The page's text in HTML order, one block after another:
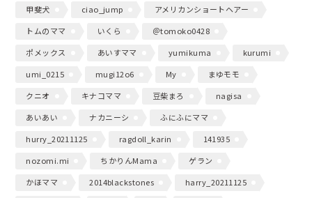
甲斐犬
ciao_jump
アメリカンショートヘアー
トムのママ
いくら
＠tomoko0428
ポメックス
あいすママ yumikuma
kurumi
umi_0215
mugi12o6 My
まゆモモ
クニオ
キナコママ 豆柴まろ
nagisa
あいあい
ナカニーシ
ふにふにママ
hurry_20211125
ragdoll_karin
141935
nozomi.mi
ちかりんMama
ゲラン
かほママ
2014blackstones harry_20211125